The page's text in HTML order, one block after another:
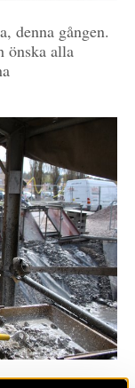
denna gången.
önska alla